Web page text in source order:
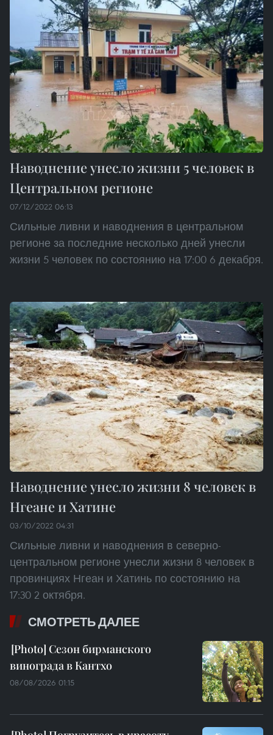
Наводнение унесло жизни 5 человек в
Центральном регионе
07/12/2022 06:13
Сильные ливни и наводнения в центральном
регионе за последние несколько дней унесли
жизни 5 человек по состоянию на 17:00 6 декабря.
Наводнение унесло жизни 8 человек в
Нгеане и Хатине
03/10/2022 04:31
Сильные ливни и наводнения в северно-
центральном регионе унесли жизни 8 человек в
провинциях Нгеан и Хатинь по состоянию на
17:30 2 октября.
СМОТРЕТЬ ДАЛЕЕ
Сезон бирманского
винограда в Кантхо
08/08/2026 01:15